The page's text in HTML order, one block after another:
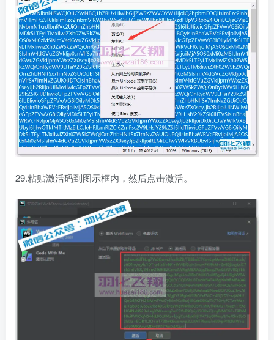
29.粘贴激活码到图示框内，然后点击激活。